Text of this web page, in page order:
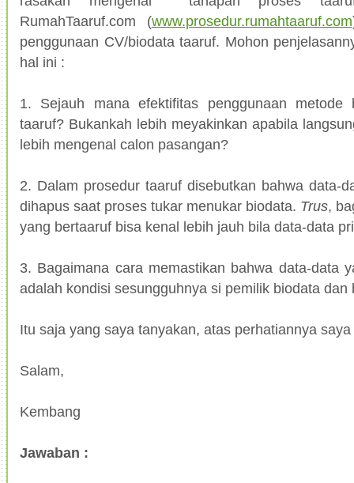
RumahTaaruf.com (www.prosedur.rumahtaaruf.com
penggunaan CV/biodata taaruf. Mohon
hal ini :
1. Sejauh mana efektifitas penggunaan metode
taaruf? Bukankah lebih meyakinkan apabila
lebih mengenal calon pasangan?
2. Dalam prosedur taaruf disebutkan bahwa data-
dihapus saat proses tukar menukar biodata. Trus,
yang bertaaruf bisa kenal lebih jauh bila data-data
3. Bagaimana cara memastikan bahwa data-data
adalah kondisi sesungguhnya si pemilik biodata dan
Itu saja yang saya tanyakan, atas perhatiannya
Salam,
Kembang
Jawaban :